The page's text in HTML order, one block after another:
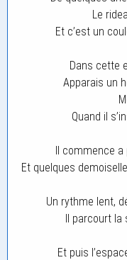
Le
Et c’est un
Dans cette
Apparais un
Quand il
Il commence a
Et quelques
Un rythme lent,
Il parcourt la
Et puis